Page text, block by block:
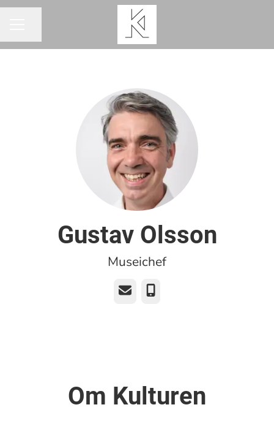
Gustav Olsson
Museichef
E-post Telefon
Om Kulturen